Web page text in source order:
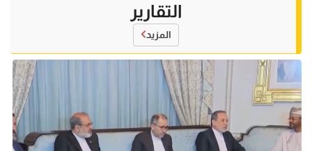
التقارير
المزيد